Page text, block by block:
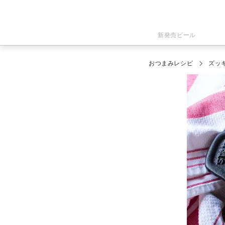
新発売ビール
おつまみレシピ ズッ